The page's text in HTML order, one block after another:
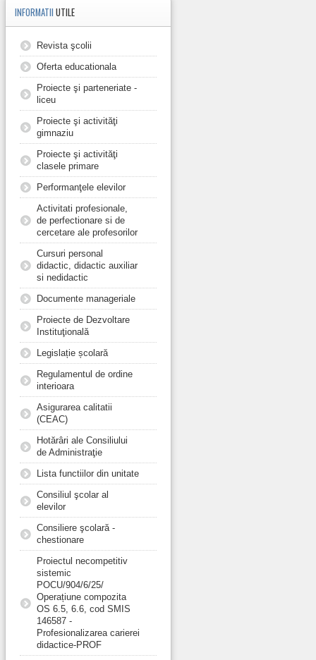
INFORMATII UTILE
Revista şcolii
Oferta educationala
Proiecte şi parteneriate -
liceu
Proiecte şi activităţi
gimnaziu
Proiecte şi activităţi
clasele primare
Performanţele elevilor
Activitati profesionale,
de perfectionare si de
cercetare ale profesorilor
Cursuri personal
didactic, didactic auxiliar
si nedidactic
Documente manageriale
Proiecte de Dezvoltare
Instituţională
Legislație școlară
Regulamentul de ordine
interioara
Asigurarea calitatii
(CEAC)
Hotărâri ale Consiliului
de Administraţie
Lista functiilor din unitate
Consiliul şcolar al
elevilor
Consiliere şcolară -
chestionare
Proiectul necompetitiv
sistemic
POCU/904/6/25/
Operațiune compozita
OS 6.5, 6.6, cod SMIS
146587 -
Profesionalizarea carierei
didactice-PROF